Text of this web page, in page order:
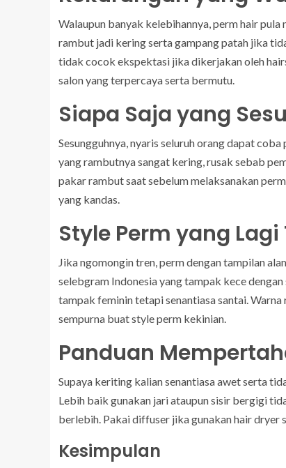
Walaupun banyak kelebihannya, perm hair
rambut jadi kering serta gampang patah jika
tidak cocok ekspektasi jika dikerjakan oleh
salon yang terpercaya serta bermutu.
Siapa Saja yang
Sesungguhnya, nyaris seluruh orang dapat
yang rambutnya sangat kering, rusak sebab
pakar rambut saat sebelum melaksanakan
yang kandas.
Style Perm yang
Jika ngomongin tren, perm dengan tampilan
selebgram Indonesia yang tampak kece
tampak feminin tetapi senantiasa santai.
sempurna buat style perm kekinian.
Panduan
Supaya keriting kalian senantiasa awet serta
Lebih baik gunakan jari ataupun sisir bergigi
berlebih. Pakai diffuser jika gunakan hair dryer
Kesimpulan